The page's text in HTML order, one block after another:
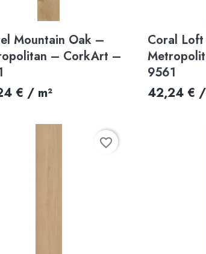
Aperçu rapide
Mountain Oak –
– CorkArt –
€ / m²

Coral
9561
42,24 € /
favorite_border